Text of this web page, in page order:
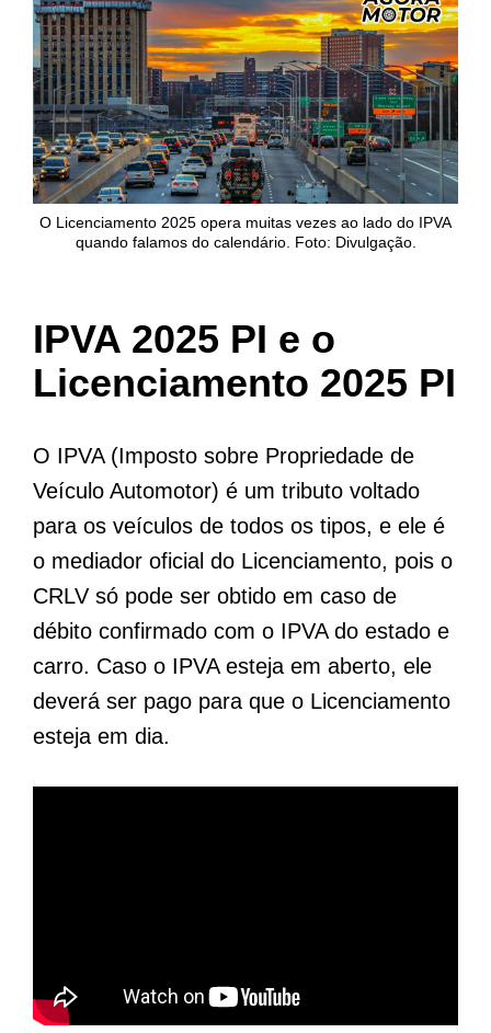
O Licenciamento 2025 opera muitas vezes ao lado do IPVA
quando falamos do calendário. Foto: Divulgação.
IPVA 2025 PI e o
Licenciamento 2025 PI
O IPVA (Imposto sobre Propriedade de
Veículo Automotor) é um tributo voltado
para os veículos de todos os tipos, e ele é
o mediador oficial do Licenciamento, pois o
CRLV só pode ser obtido em caso de
débito confirmado com o IPVA do estado e
carro. Caso o IPVA esteja em aberto, ele
deverá ser pago para que o Licenciamento
esteja em dia.